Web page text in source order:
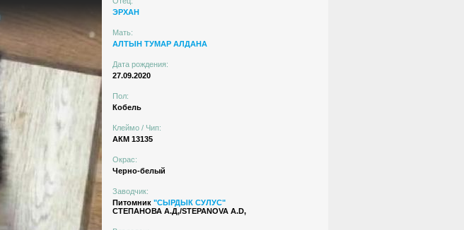
ЭРХАН
Мать:
АЛТЫН ТУМАР АЛДАНА
Дата рождения:
27.09.2020
Пол:
Кобель
Клеймо / Чип:
АКМ 13135
Окрас:
Черно-белый
Заводчик:
Питомник "СЫРДЫК СУЛУС"
СТЕПАНОВА А.Д,/STEPANOVA A.D,